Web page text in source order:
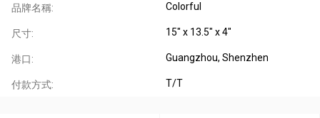
品牌名稱: Colorful
尺寸: 15" x 13.5" x 4"
港口: Guangzhou, Shenzhen
付款方式: T/T